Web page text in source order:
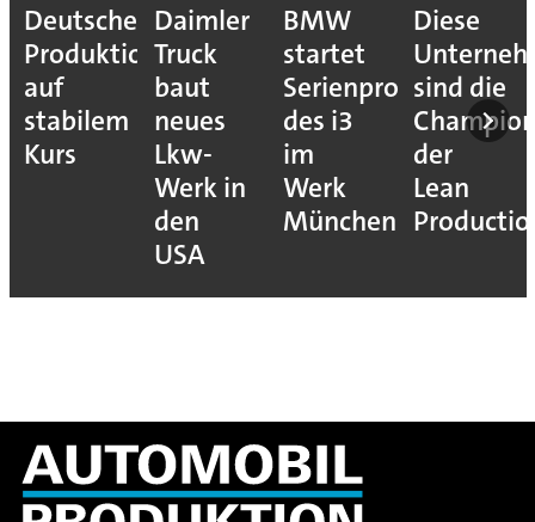
Deutsche
Produktion
auf
stabilem
Kurs
Daimler
Truck
baut
neues
Lkw-
Werk in
den
USA
BMW
startet
Serienproduktion
des i3
im
Werk
München
Diese
sind die
der
Lean